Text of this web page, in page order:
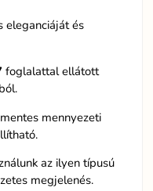
eleganciáját és
foglalattal ellátott
mennyezeti
az ilyen típusú
megjelenés.